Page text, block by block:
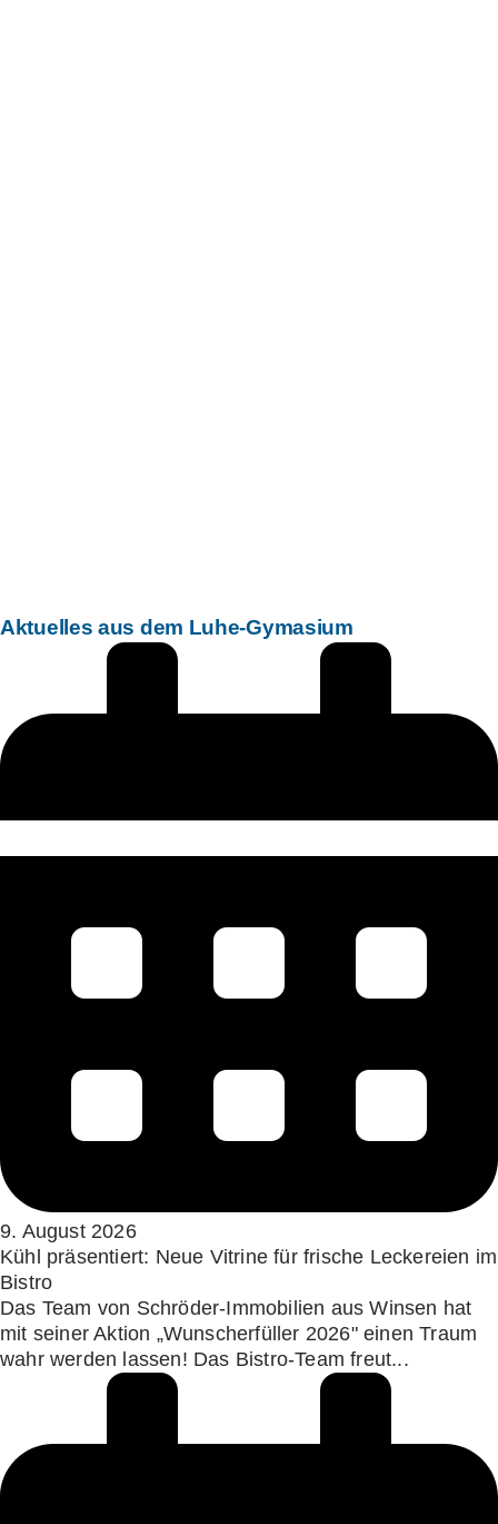
Aktuelles aus dem Luhe-Gymasium
9. August 2026
Kühl präsentiert: Neue Vitrine für frische Leckereien im
Bistro
Das Team von Schröder-Immobilien aus Winsen hat
mit seiner Aktion „Wunscherfüller 2026" einen Traum
wahr werden lassen! Das Bistro-Team freut...